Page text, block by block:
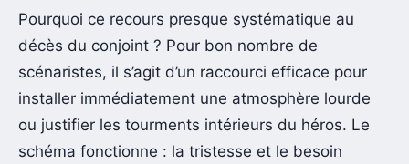
Pourquoi ce recours presque systématique au
décès du conjoint ? Pour bon nombre de
scénaristes, il s’agit d’un raccourci efficace pour
installer immédiatement une atmosphère lourde
ou justifier les tourments intérieurs du héros. Le
schéma fonctionne : la tristesse et le besoin